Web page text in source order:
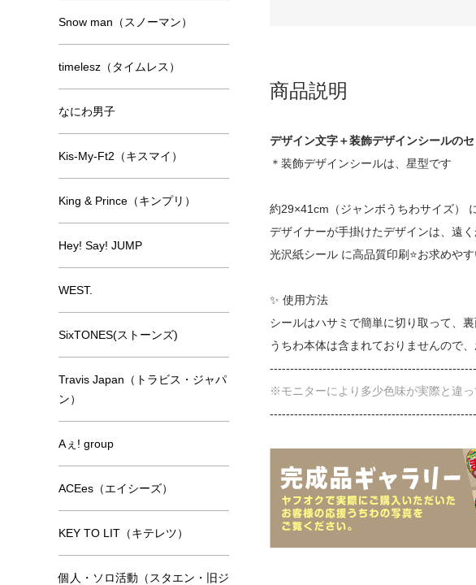
商品説明
デザイン文字＋装飾デザインシールのセ
＊装飾デザインシールは、星型です
約29×41cm（ジャンボうちわサイズ）
デザイナーが手掛けたデザインは、遠
光沢紙シール に高品質印刷⭐お求めや
✨ 使用方法
シールはハサミで簡単に切り取って、
うちわ本体は含まれておりませんので
※モニターにより多少色味が実際と違
Snow man（スノーマン）
timelesz（タイムレス）
なにわ男子
Kis-My-Ft2（キスマイ）
King & Prince（キンプリ）
Hey! Say! JUMP
WEST.
SixTONES(ストーンズ)
Travis Japan（トラビス・ジャパ
ン）
Aぇ! group
ACEes（エイシーズ）
KEY TO LIT（キテレツ）
個人・ソロ活動（スタエン・旧ジ